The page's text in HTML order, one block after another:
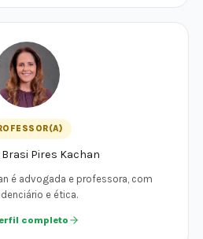
Brasi Pires Kachan
é advogada e professora, com
e ética.
completo